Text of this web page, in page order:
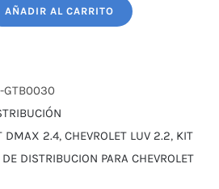
AÑADIR AL CARRITO
DMAX 2.4, CHEVROLET LUV 2.2, KIT
DISTRIBUCION PARA CHEVROLET